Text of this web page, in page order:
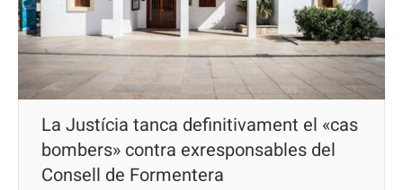
La Justícia tanca definitivament el «cas
bombers» contra exresponsables del
Consell de Formentera